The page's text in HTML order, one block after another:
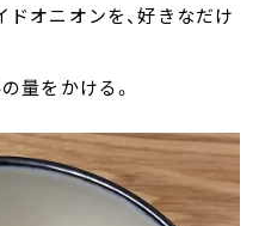
オニオンを、好きなだけ
量をかける。